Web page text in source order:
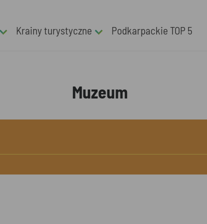
Krainy turystyczne Podkarpackie TOP 5
Muzeum